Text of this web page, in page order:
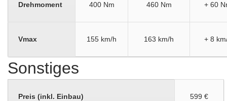
Drehmoment 400 Nm 460 Nm + 60
Vmax 155 km/h 163 km/h + 8
Sonstiges
Preis (inkl. Einbau) 599 €